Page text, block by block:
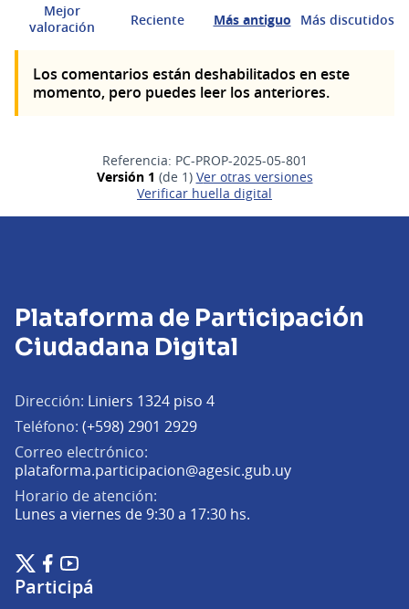
Mejor
valoración
Reciente Más antiguo Más discutidos
Los comentarios están deshabilitados en este
momento, pero puedes leer los anteriores.
Referencia: PC-PROP-2025-05-801
Versión 1 (de 1)
ver otras versiones
Verificar huella digital
Plataforma de Participación
Ciudadana Digital
Dirección: Liniers 1324 piso 4
Teléfono: (+598) 2901 2929
Correo electrónico:
plataforma.participacion@agesic.gub.uy(Abrir en una
Horario de atención:
Lunes a viernes de 9:30 a 17:30 hs.
Plataforma de Participación Ciudadana Digital en X
(Enlace externo)
Plataforma de Participación Ciudadana Digital en Facebook
(Enlace externo)
Plataforma de Participación Ciudadana Digital en
(Enlace externo)
Participá